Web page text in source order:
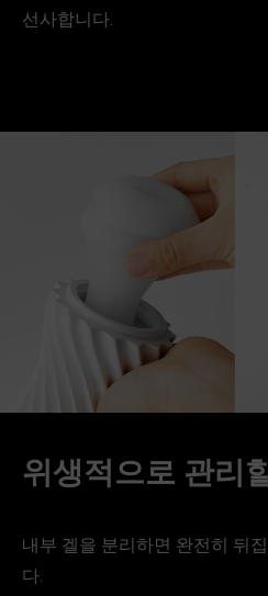
선사합니다.
위생적으로 관리
내부 겔을 분리하면 완전히 뒤
다.